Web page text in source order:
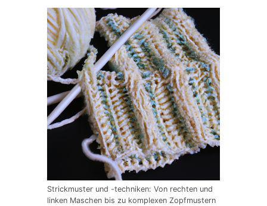
Strickmuster und -techniken: Von rechten und
linken Maschen bis zu komplexen Zopfmustern